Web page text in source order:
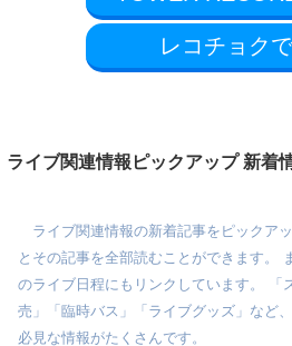
レコチョク
ライブ関連情報ピックアップ 新着
ライブ関連情報の新着記事をピックア
とその記事を全部読むことができます。
のライブ日程にもリンクしています。 「
売」「臨時バス」「ライブグッズ」など
必見な情報がたくさんです。